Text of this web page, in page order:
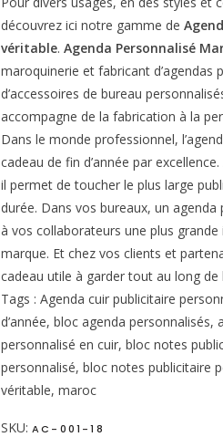
découvrez ici notre gamme de
véritable. Agenda Personnalisé
maroquinerie et fabricant d’agendas
d’accessoires de bureau
accompagne de la fabrication à la
Dans le monde professionnel,
cadeau de fin d’année par
il permet de toucher le plus large
durée. Dans vos bureaux, un
à vos collaborateurs une plus
marque. Et chez vos clients et
cadeau utile à garder tout au long de
Tags : Agenda cuir publicitaire
d’année, bloc agenda personnalisés,
personnalisé en cuir, bloc notes
personnalisé, bloc notes publicitaire
véritable, maroc
SKU: AC-001-18